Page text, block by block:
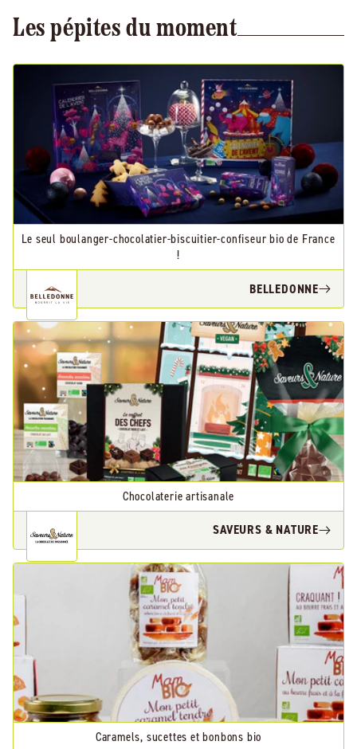
Les pépites du moment
Le seul boulanger-chocolatier-biscuitier-confiseur bio de France
!
BELLEDONNE
Chocolaterie artisanale
SAVEURS & NATURE
Caramels, sucettes et bonbons bio